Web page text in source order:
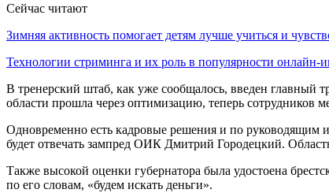
Сейчас читают
Зимняя активность помогает детям лучше учиться и
Технологии стриминга и их роль в популярности онлайн-
В тренерский штаб, как уже сообщалось, введен главный
области прошла через оптимизацию, теперь сотрудников
Одновременно есть кадровые решения и по руководящим
будет отвечать зампред ОИК Дмитрий Городецкий.
Также высокой оценки губернатора была удостоена
по его словам, «будем искать деньги».